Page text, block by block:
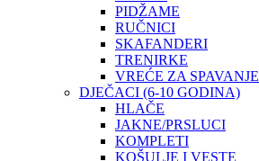
PIDŽAME
RUČNICI
SKAFANDERI
TRENIRKE
VREĆE ZA SPAVANJE
DJEČACI (6-10 GODINA)
HLAČE
JAKNE/PRSLUCI
KOMPLETI
KOŠULJE I VESTE